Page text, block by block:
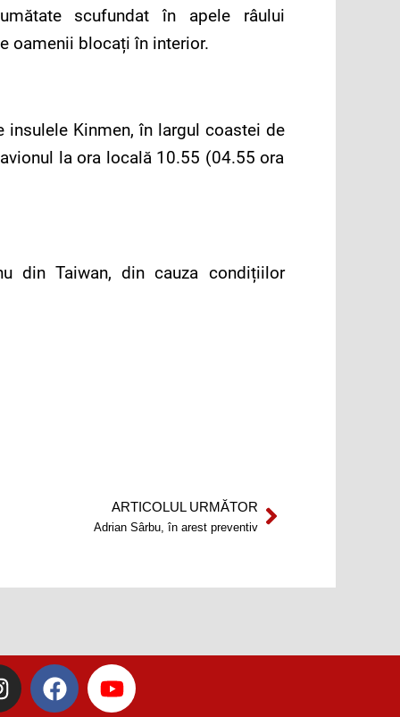
scufundat în apele râului
oamenii blocați în interior.
insulele Kinmen, în largul coastei de
la ora locală 10.55 (04.55 ora
din Taiwan, din cauza condițiilor
ARTICOLUL URMĂTOR
Adrian Sârbu, în arest preventivNext
F
a
Y
o